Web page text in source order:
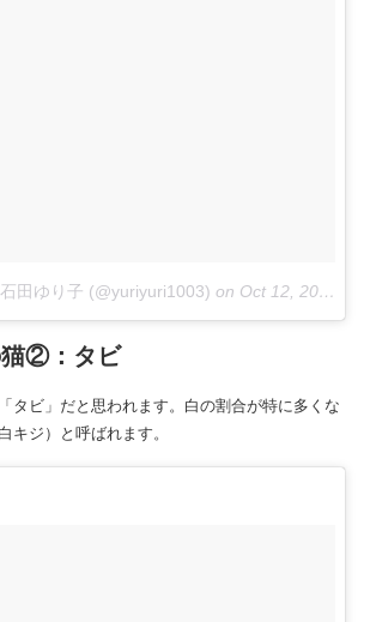
田ゆり子 (@yuriyuri1003) on Oct 12, 2016 at 7:59pm PDT
②：タビ
タビ」だと思われます。白の割合が特に多くな
キジ）と呼ばれます。